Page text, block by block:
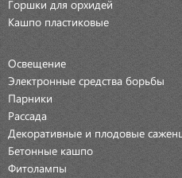
Горшки для орхидей
Кашпо пластиковые
Освещение
Электронные средства борьбы
Парники
Рассада
Декоративные и плодовые
Бетонные кашпо
Фитолампы